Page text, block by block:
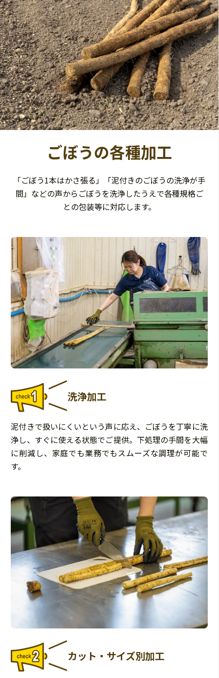
ごぼうの各種加工
「ごぼう1本はかさ張る」「泥付きのごぼうの洗浄が手
間」などの声からごぼうを洗浄したうえで各種規格ご
との包装等に対応します。
洗浄加工
泥付きで扱いにくいという声に応え、ごぼうを丁寧に洗
浄し、すぐに使える状態でご提供。下処理の手間を大幅
に削減し、家庭でも業務でもスムーズな調理が可能で
す。
カット・サイズ別加工